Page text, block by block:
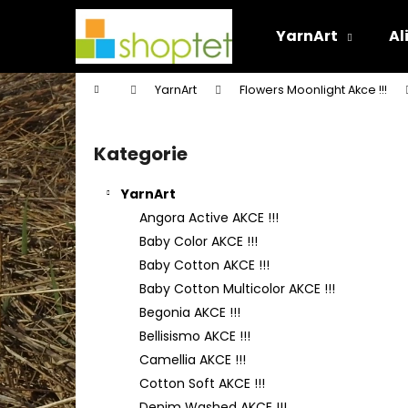
YarnArt
Domů YarnArt Flowers Moonlight Akce !!!
P
o
s
t
r
a
n
n
í
p
a
n
Přeskočit
kategorie
Kategorie
YarnArt
Angora Active AKCE !!!
Baby Color AKCE !!!
Baby Cotton AKCE !!!
Baby Cotton Multicolor AKCE !!!
Begonia AKCE !!!
Bellisismo AKCE !!!
Camellia AKCE !!!
Cotton Soft AKCE !!!
í
k
Zpět
do
obchodu
Zpět
do
obchodu